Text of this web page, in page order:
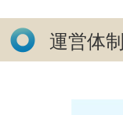
運営体